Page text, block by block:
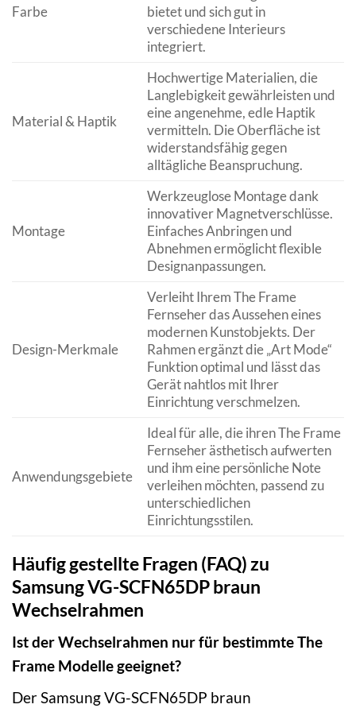
Farbe
bietet und sich gut in
verschiedene Interieurs
integriert.
Material & Haptik
Hochwertige Materialien, die
Langlebigkeit gewährleisten und
eine angenehme, edle Haptik
vermitteln. Die Oberfläche ist
widerstandsfähig gegen
alltägliche Beanspruchung.
Montage
Werkzeuglose Montage dank
innovativer Magnetverschlüsse.
Einfaches Anbringen und
Abnehmen ermöglicht flexible
Designanpassungen.
Design-Merkmale
Verleiht Ihrem The Frame
Fernseher das Aussehen eines
modernen Kunstobjekts. Der
Rahmen ergänzt die „Art Mode“
Funktion optimal und lässt das
Gerät nahtlos mit Ihrer
Einrichtung verschmelzen.
Anwendungsgebiete
Ideal für alle, die ihren The Frame
Fernseher ästhetisch aufwerten
und ihm eine persönliche Note
verleihen möchten, passend zu
unterschiedlichen
Einrichtungsstilen.
Häufig gestellte Fragen (FAQ) zu
Samsung VG-SCFN65DP braun
Wechselrahmen
Ist der Wechselrahmen nur für bestimmte The
Frame Modelle geeignet?
Der Samsung VG-SCFN65DP braun